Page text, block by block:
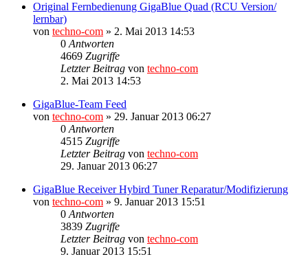
Original Fernbedienung GigaBlue Quad (RCU Version/
lernbar)
von techno-com » 2. Mai 2013 14:53
0 Antworten
4669 Zugriffe
Letzter Beitrag von techno-com
2. Mai 2013 14:53
GigaBlue-Team Feed
von techno-com » 29. Januar 2013 06:27
0 Antworten
4515 Zugriffe
Letzter Beitrag von techno-com
29. Januar 2013 06:27
GigaBlue Receiver Hybird Tuner Reparatur/Modifizierung
von techno-com » 9. Januar 2013 15:51
0 Antworten
3839 Zugriffe
Letzter Beitrag von techno-com
9. Januar 2013 15:51